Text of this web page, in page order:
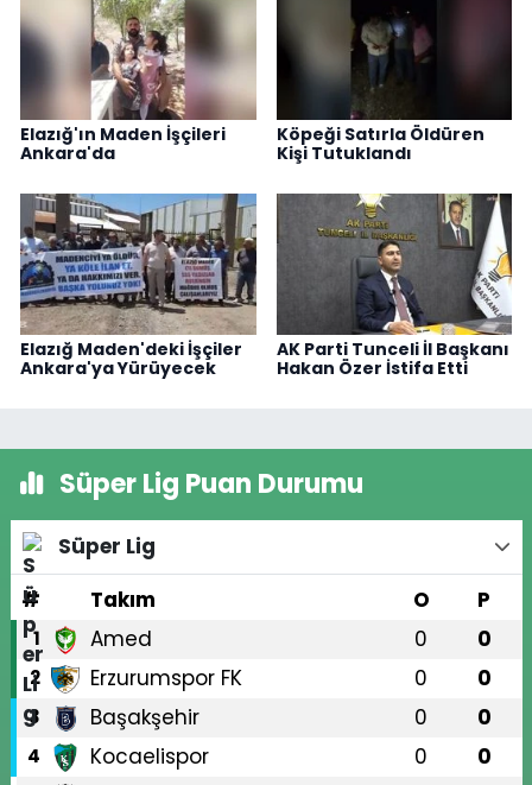
Elazığ'ın Maden İşçileri
Ankara'da
Köpeği Satırla Öldüren
Kişi Tutuklandı
Elazığ Maden'deki İşçiler
Ankara'ya Yürüyecek
AK Parti Tunceli İl Başkanı
Hakan Özer İstifa Etti
Süper Lig Puan Durumu
Süper Lig
#
Takım O P
1 Amed 0 0
2 Erzurumspor FK 0 0
3 Başakşehir 0 0
4 Kocaelispor 0 0